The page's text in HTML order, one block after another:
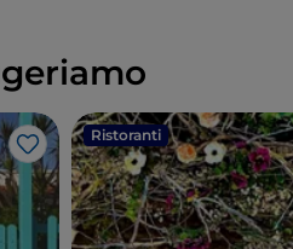
Like
Ristoranti